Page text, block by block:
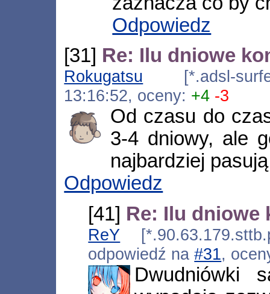
Odpowiedz
[31] Re: Ilu dniowe
Rokugatsu [*.adsl-
13:16:52, oceny: +4 -3
Od czasu do
3-4 dniowy, ale
najbardziej
Odpowiedz
[41] Re: Ilu dniowe
ReY
odpowiedź na#31,
Dwudniówki